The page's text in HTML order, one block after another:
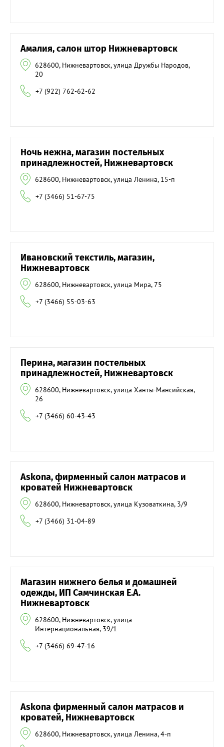
Амалия, салон штор Нижневартовск
628600, Нижневартовск, улица Дружбы Народов,
20
+7 (922) 762-62-62
Ночь нежна, магазин постельных
принадлежностей, Нижневартовск
628600, Нижневартовск, улица Ленина, 15-п
+7 (3466) 51-67-75
Ивановский текстиль, магазин,
Нижневартовск
628600, Нижневартовск, улица Мира, 75
+7 (3466) 55-03-63
Перина, магазин постельных
принадлежностей, Нижневартовск
628600, Нижневартовск, улица Ханты-Мансийская,
26
+7 (3466) 60-43-43
Askona, фирменный салон матрасов и
кроватей Нижневартовск
628600, Нижневартовск, улица Кузоваткина, 3/9
+7 (3466) 31-04-89
Магазин нижнего белья и домашней
одежды, ИП Самчинская Е.А.
Нижневартовск
628600, Нижневартовск, улица
Интернациональная, 39/1
+7 (3466) 69-47-16
Askona фирменный салон матрасов и
кроватей, Нижневартовск
628600, Нижневартовск, улица Ленина, 4-п